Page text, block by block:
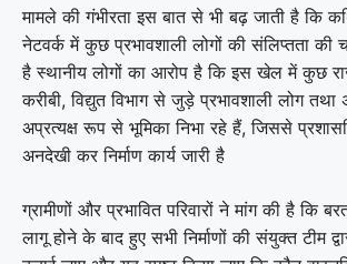
मामले की गंभीरता इस बात से भी बढ़ जाती है कि
नेटवर्क में कुछ प्रभावशाली लोगों की संलिप्तता की
है स्थानीय लोगों का आरोप है कि इस खेल में कुछ
करीबी, विद्युत विभाग से जुड़े प्रभावशाली लोग
अप्रत्यक्ष रूप से भूमिका निभा रहे हैं, जिससे
अनदेखी कर निर्माण कार्य जारी है
ग्रामीणों और प्रभावित परिवारों ने मांग की है कि
लागू होने के बाद हुए सभी निर्माणों की संयुक्त टीम